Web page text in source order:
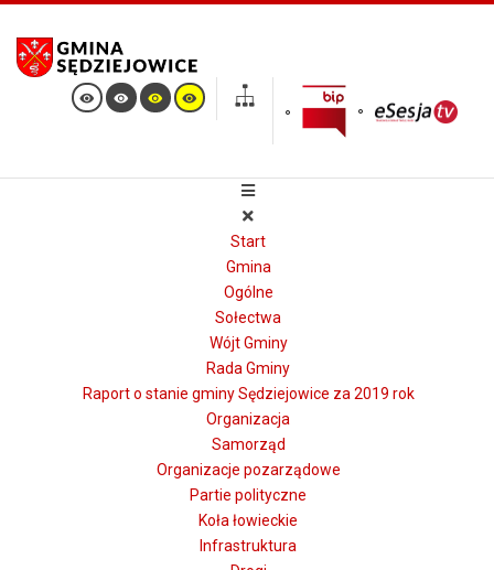
Start
Gmina
Ogólne
Sołectwa
Wójt Gminy
Rada Gminy
Raport o stanie gminy Sędziejowice za 2019 rok
Organizacja
Samorząd
Organizacje pozarządowe
Partie polityczne
Koła łowieckie
Infrastruktura